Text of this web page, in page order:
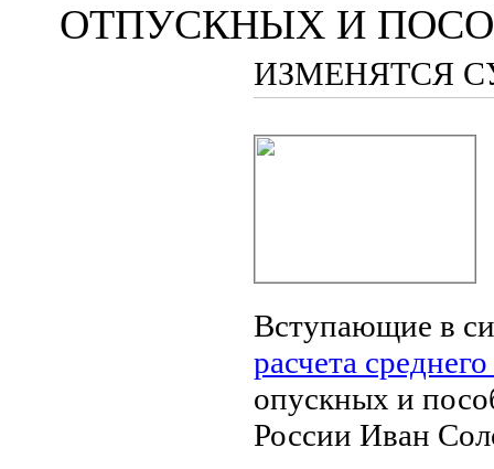
ОТПУСКНЫХ И
ИЗМЕНЯТСЯ
Вступающие в
расчета
опускных и
России Иван